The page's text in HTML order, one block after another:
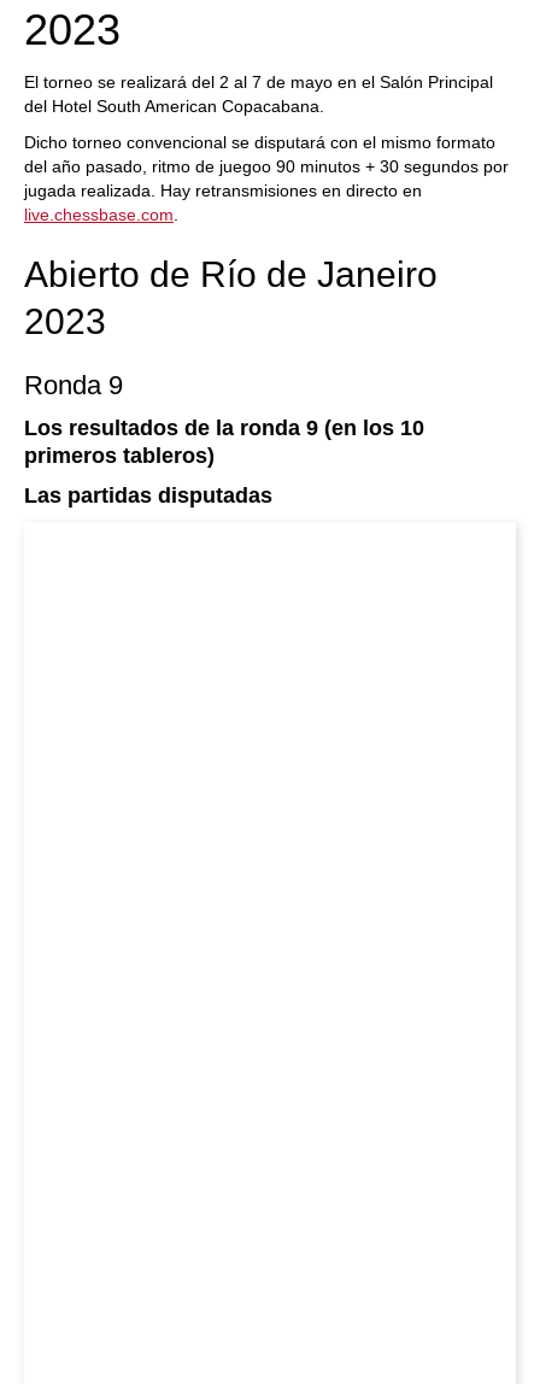
2023
El torneo se realizará del 2 al 7 de mayo en el Salón Principal
del Hotel South American Copacabana.
Dicho torneo convencional se disputará con el mismo formato
del año pasado, ritmo de juegoo 90 minutos + 30 segundos por
jugada realizada. Hay retransmisiones en directo en
live.chessbase.com
Abierto de Río de Janeiro
2023
Ronda 9
Los resultados de la ronda 9 (en los 10
primeros tableros)
Las partidas disputadas